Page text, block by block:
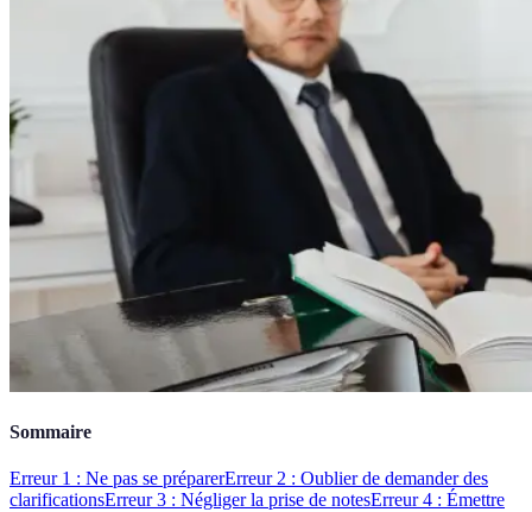
Sommaire
Erreur 1 : Ne pas se préparerErreur 2 : Oublier de demander des
clarificationsErreur 3 : Négliger la prise de notesErreur 4 : Émettre